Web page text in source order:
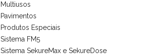
Multiusos
Pavimentos
Produtos Especiais
Sistema FM5
Sistema SekureMax e SekureDose